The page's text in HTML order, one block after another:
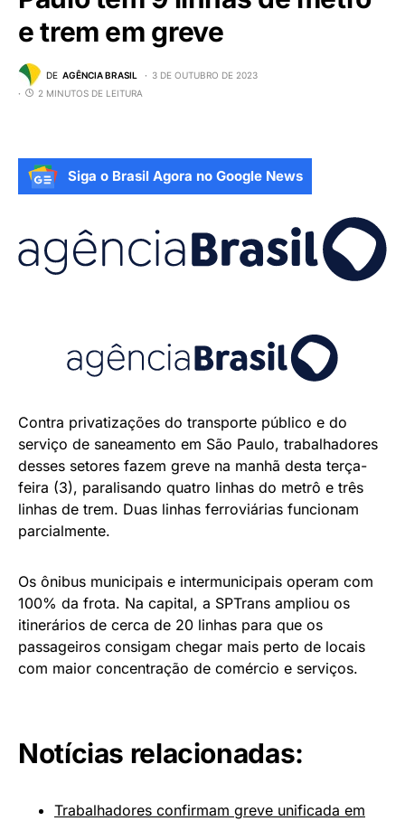
e trem em greve
DE AGÊNCIA BRASIL
3 DE OUTUBRO DE 2023
2 MINUTOS DE LEITURA
Siga o Brasil Agora no Google News
Contra privatizações do transporte público e do
serviço de saneamento em São Paulo, trabalhadores
desses setores fazem greve na manhã desta terça-
feira (3), paralisando quatro linhas do metrô e três
linhas de trem. Duas linhas ferroviárias funcionam
parcialmente.
Os ônibus municipais e intermunicipais operam com
100% da frota. Na capital, a SPTrans ampliou os
itinerários de cerca de 20 linhas para que os
passageiros consigam chegar mais perto de locais
com maior concentração de comércio e serviços.
Notícias relacionadas:
Trabalhadores confirmam greve unificada em